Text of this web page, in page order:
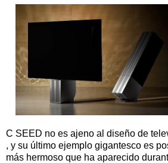
C SEED no es ajeno al diseño de
, y su último ejemplo gigantesco es
más hermoso que ha aparecido